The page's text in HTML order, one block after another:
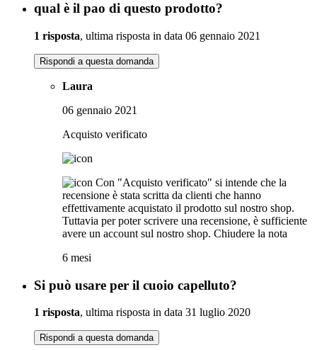
qual è il pao di questo prodotto?
1 risposta, ultima risposta in data 06 gennaio 2021
Rispondi a questa domanda
Laura
06 gennaio 2021
Acquisto verificato
Con "Acquisto verificato" si intende che la
recensione è stata scritta da clienti che hanno
effettivamente acquistato il prodotto sul nostro shop.
Tuttavia per poter scrivere una recensione, è sufficiente
avere un account sul nostro shop. Chiudere la nota
6 mesi
Si può usare per il cuoio capelluto?
1 risposta, ultima risposta in data 31 luglio 2020
Rispondi a questa domanda